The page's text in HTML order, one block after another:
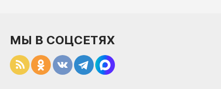
МЫ В СОЦСЕТЯХ